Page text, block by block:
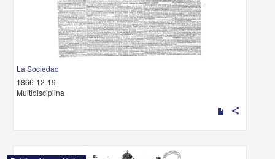
La Sociedad
1866-12-19
Multidisciplina
share